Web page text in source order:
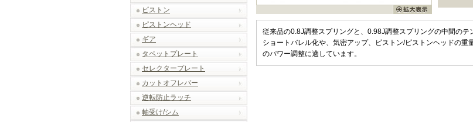
ピストン
ピストンヘッド
ギア
タペットプレート
セレクタープレート
カットオフレバー
逆転防止ラッチ
軸受け/シム
従来品の0.8J調整スプリングと、0.98J調整スプリングの中間のテ
ショートバレル化や、気密アップ、ピストン/ピストンヘッドの
のパワー調整に適しています。